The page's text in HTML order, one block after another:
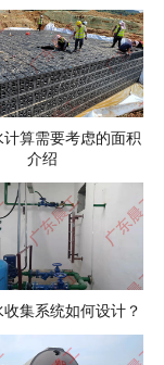
计算需要考虑的面积
介绍
集系统如何设计？